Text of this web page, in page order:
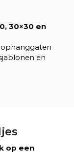
30×30 en
en
op een